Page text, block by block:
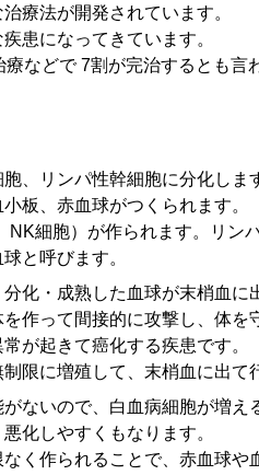
療法が開発されています。
患になってきています。
などで 7割が完治するとも言
、リンパ性幹細胞に分化しま
板、赤血球がつくられます。
細胞）が作られます。リン
と呼びます。
化・成熟した血球が末梢血に
作って間接的に攻撃し、体を
が起きて癌化する疾患です。
限に増殖して、末梢血に出て
ないので、白血病細胞が増
化しやすくもなります。
く作られることで、赤血球